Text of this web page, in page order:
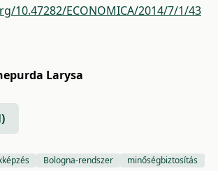
10.47282/ECONOMICA/2014/7/1/43
Larysa
Bologna-rendszer minőségbiztosítás